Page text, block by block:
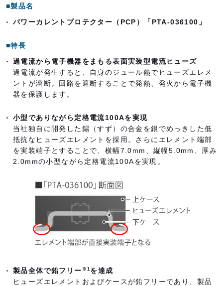
■製品名
パワーカレントプロテクター（PCP）「PTA-036100」
■特長
過電流から電子機器をまもる表面実装型電流ヒューズ
過電流が発生すると、自身のジュール熱でヒューズエレメ
ントが溶断。回路を遮断することで発熱、発火から電子機
器を保護します。
小型でありながら定格電流100Aを実現
当社独自に開発した錫（すず）の合金を銀でめっきした低
抵抗なヒューズエレメントを採用。さらにエレメント端部
を実装端子とすることで、横幅7.0mm、縦幅5.0mm、厚み
2.0mmの小型ながら定格電流100Aを実現。
製品全体で鉛フリー ※1 を達成
ヒューズエレメントおよびケースが鉛フリーであり、製品